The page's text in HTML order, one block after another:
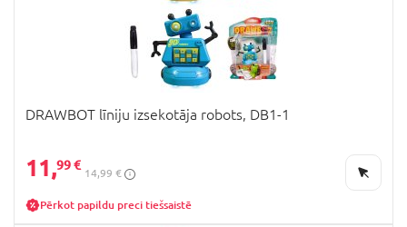
DRAWBOT līniju izsekotāja robots, DB1-1
11,99 €
14,99 €
Pērkot papildu preci tiešsaistē